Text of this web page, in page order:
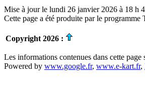
Mise à jour le lundi 26 janvier 2026 à 18 h
Cette page a été produite par le
Copyright 2026 :
Les informations contenues dans cette page
Powered by www.google.fr, www.e-kart.fr,